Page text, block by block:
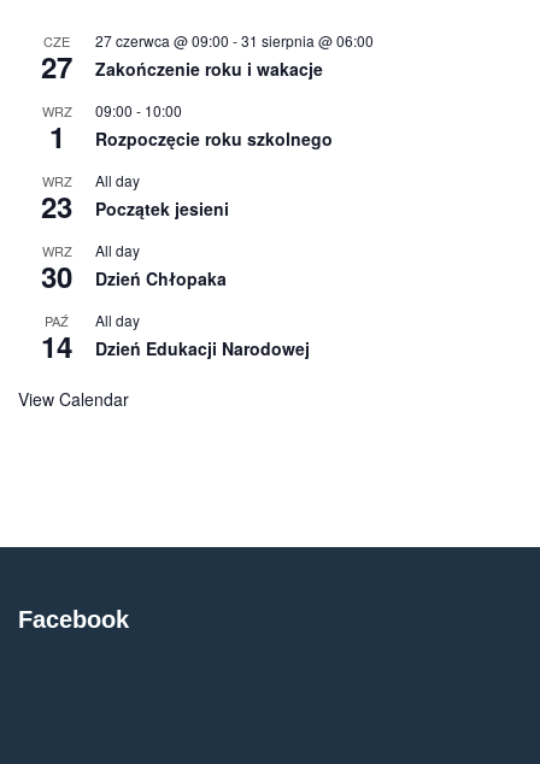
CZE
27
27 czerwca @ 09:00 -31 sierpnia @ 06:00
Zakończenie roku i wakacje
WRZ
1
09:00 - 10:00
Rozpoczęcie roku szkolnego
WRZ
23
All day
Początek jesieni
WRZ
30
All day
Dzień Chłopaka
PAŹ
14
All day
Dzień Edukacji Narodowej
View Calendar
Facebook